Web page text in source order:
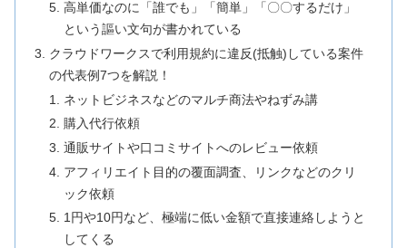
高単価なのに「誰でも」「簡単」「〇〇するだけ」
という謳い文句が書かれている
クラウドワークスで利用規約に違反(抵触)している案件
の代表例7つを解説！
ネットビジネスなどのマルチ商法やねずみ講
購入代行依頼
通販サイトや口コミサイトへのレビュー依頼
アフィリエイト目的の覆面調査、リンクなどのクリ
ック依頼
1円や10円など、極端に低い金額で直接連絡しようと
してくる